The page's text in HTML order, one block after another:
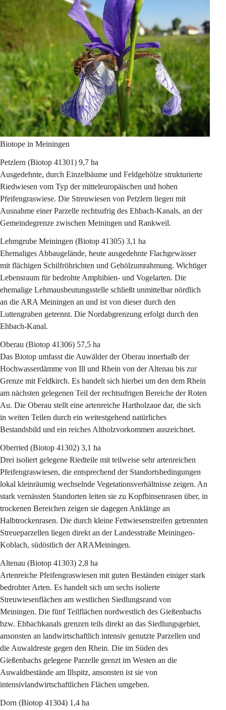
Biotope in Meiningen
Petzlern (Biotop 41301) 9,7 ha
Ausgedehnte, durch Einzelbäume und Feldgehölze strukturierte
Riedwiesen vom Typ der mitteleuropäischen und hohen
Pfeifengraswiese. Die Streuwiesen von Petzlern liegen mit
Ausnahme einer Parzelle rechtsufrig des Ehbach-Kanals, an der
Gemeindegrenze zwischen Meiningen und Rankweil.
Lehmgrube Meiningen (Biotop 41305) 3,1 ha
Ehemaliges Abbaugelände, heute ausgedehnte Flachgewässer
mit flächigen Schilfröhrichten und Gehölzumrahmung. Wichtiger
Lebensraum für bedrohte Amphibien- und Vogelarten. Die
ehemalige Lehmausbeutungsstelle schließt unmittelbar nördlich
an die ARA Meiningen an und ist von dieser durch den
Luttengraben getrennt. Die Nordabgrenzung erfolgt durch den
Ehbach-Kanal.
Oberau (Biotop 41306) 57,5 ha
Das Biotop umfasst die Auwälder der Oberau innerhalb der
Hochwasserdämme von Ill und Rhein von der Altenau bis zur
Grenze mit Feldkirch. Es handelt sich hierbei um den dem Rhein
am nächsten gelegenen Teil der rechtsufrigen Bereiche der Roten
Au. Die Oberau stellt eine artenreiche Hartholzaue dar, die sich
in weiten Teilen durch ein weitestgehend natürliches
Bestandsbild und ein reiches Altholzvorkommen auszeichnet.
Oberried (Biotop 41302) 3,1 ha
Drei isoliert gelegene Riedteile mit teilweise sehr artenreichen
Pfeifengraswiesen, die entsprechend der Standortsbedingungen
lokal kleinräumig wechselnde Vegetationsverhältnisse zeigen. An
stark vernässten Standorten leiten sie zu Kopfbinsenrasen über, in
trockenen Bereichen zeigen sie dagegen Anklänge an
Halbtrockenrasen. Die durch kleine Fettwiesenstreifen getrennten
Streueparzellen liegen direkt an der Landesstraße Meiningen-
Koblach, südöstlich der ARAMeiningen.
Altenau (Biotop 41303) 2,8 ha
Artenreiche Pfeifengraswiesen mit guten Beständen einiger stark
bedrohter Arten. Es handelt sich um sechs isolierte
Streuwiesenflächen am westlichen Siedlungsrand von
Meiningen. Die fünf Teilflächen nordwestlich des Gießenbachs
bzw. Ehbachkanals grenzen teils direkt an das Siedlungsgebiet,
ansonsten an landwirtschaftlich intensiv genutzte Parzellen und
die Auwaldreste gegen den Rhein. Die im Süden des
Gießenbachs gelegene Parzelle grenzt im Westen an die
Auwaldbestände am Illspitz, ansonsten ist sie von
intensivlandwirtschaftlichen Flächen umgeben.
Dorn (Biotop 41304) 1,4 ha